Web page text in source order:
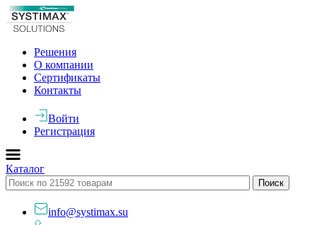
Решения
О компании
Сертификаты
Контакты
Войти
Регистрация
Каталог
info@systimax.su